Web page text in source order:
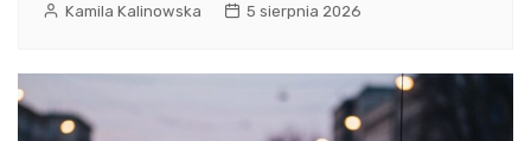
Kamila Kalinowska 5 sierpnia 2026